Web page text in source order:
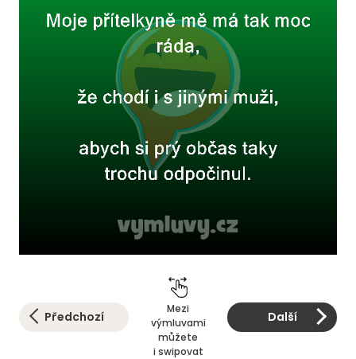
Předchozí
Mezi
výmluvami
můžete
i swipovat
Další